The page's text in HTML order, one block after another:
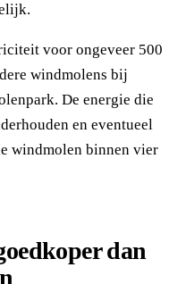
voor ongeveer 500
windmolens bij
De energie die
en eventueel
windmolen binnen vier
dan